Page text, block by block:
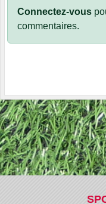
Connectez-vous
commentaires.